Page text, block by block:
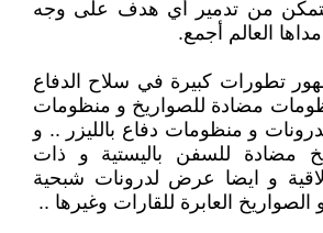
يتمكن من تدمير أي هدف على وجه
العالم أجمع.
تطورات كبيرة في سلاح الدفاع
مضادة للصواريخ و منظومات
و منظومات دفاع بالليزر .. و
مضادة للسفن باليستية و ذات
و ايضا عرض لدرونات شبحية
العابرة للقارات وغيرها ..